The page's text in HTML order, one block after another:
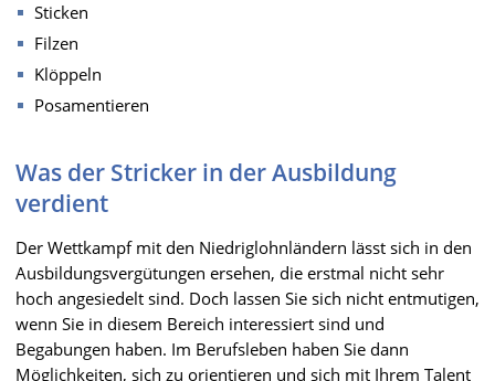
Sticken
Filzen
Klöppeln
Posamentieren
Was der Stricker in der Ausbildung
verdient
Der Wettkampf mit den Niedriglohnländern lässt sich in den
Ausbildungsvergütungen ersehen, die erstmal nicht sehr
hoch angesiedelt sind. Doch lassen Sie sich nicht entmutigen,
wenn Sie in diesem Bereich interessiert sind und
Begabungen haben. Im Berufsleben haben Sie dann
Möglichkeiten, sich zu orientieren und sich mit Ihrem Talent